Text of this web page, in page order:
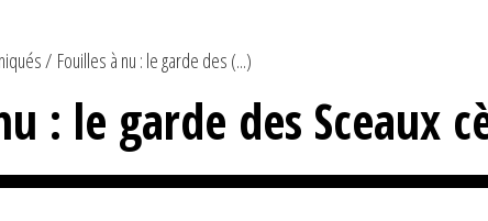
Fouilles à nu : le garde des (...)
: le garde des Sceaux